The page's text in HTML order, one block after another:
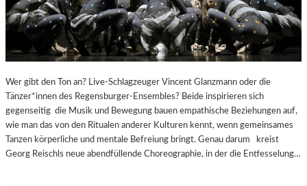
E
R
Z
A
B
E
R
T
E
Wer gibt den Ton an? Live-Schlagzeuger Vincent Glanzmann oder die
Tänzer*innen des Regensburger-Ensembles? Beide inspirieren sich
gegenseitig die Musik und Bewegung bauen empathische Beziehungen auf,
wie man das von den Ritualen anderer Kulturen kennt, wenn gemeinsames
Tanzen körperliche und mentale Befreiung bringt. Genau darum kreist
Georg Reischls neue abendfüllende Choreographie, in der die Entfesselung…